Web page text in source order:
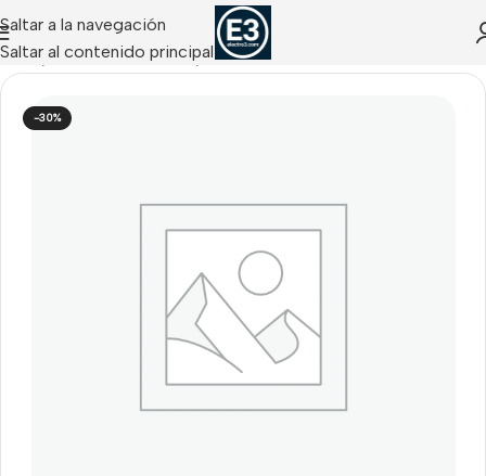
Saltar a la navegación
Saltar al contenido principal
Inicio ANALITICA VIDEO/Davantis
-30%